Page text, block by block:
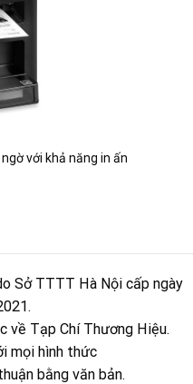
với khả năng in ấn
Sở TTTT Hà Nội cấp ngày
về Tạp Chí Thương Hiệu.
mọi hình thức
bằng văn bản.